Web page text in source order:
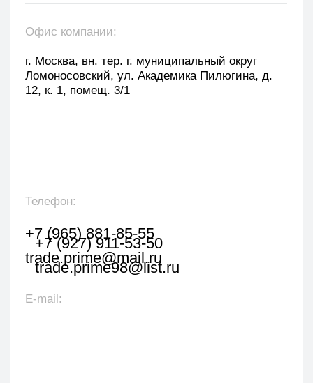
Укажите наименование товара, менеджер
свяжется с вами в течении 1 рабочего часа.